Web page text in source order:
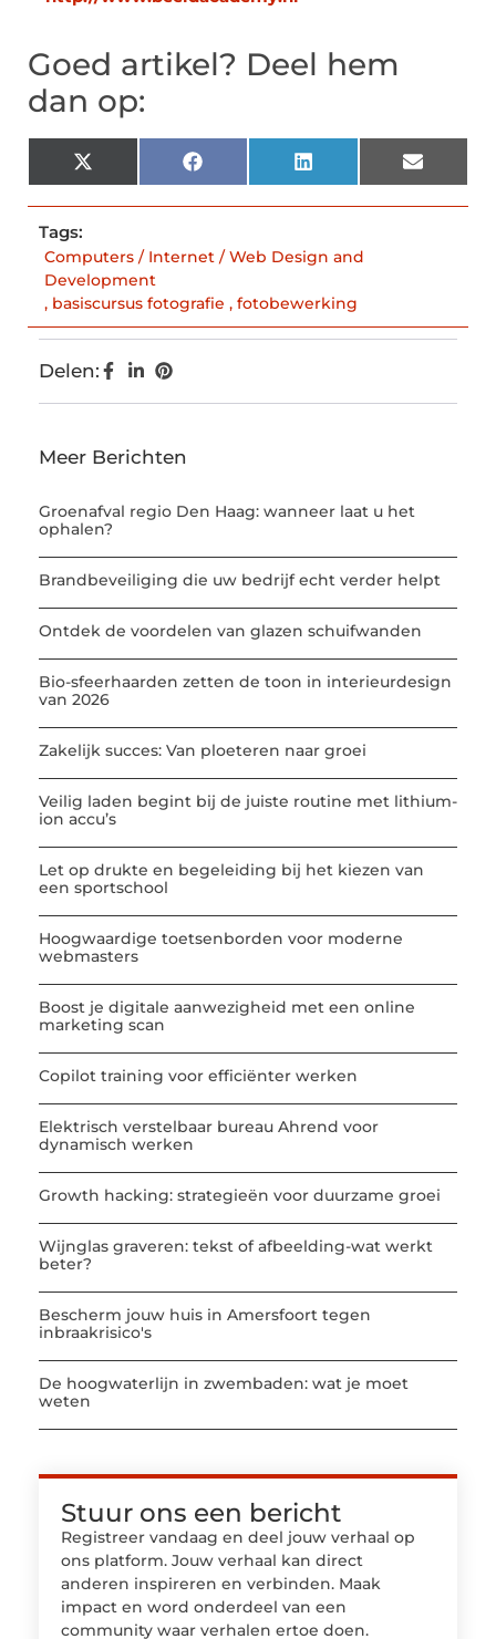
Goed artikel? Deel hem
dan op:
X
(Twitter)
Facebook LinkedIn Email
Tags:
Computers / Internet / Web Design and
Development
, basiscursus fotografie , fotobewerking
Delen:
Meer Berichten
Groenafval regio Den Haag: wanneer laat u het
ophalen?
Brandbeveiliging die uw bedrijf echt verder helpt
Ontdek de voordelen van glazen schuifwanden
Bio-sfeerhaarden zetten de toon in interieurdesign
van 2026
Zakelijk succes: Van ploeteren naar groei
Veilig laden begint bij de juiste routine met lithium-
ion accu’s
Let op drukte en begeleiding bij het kiezen van
een sportschool
Hoogwaardige toetsenborden voor moderne
webmasters
Boost je digitale aanwezigheid met een online
marketing scan
Copilot training voor efficiënter werken
Elektrisch verstelbaar bureau Ahrend voor
dynamisch werken
Growth hacking: strategieën voor duurzame groei
Wijnglas graveren: tekst of afbeelding-wat werkt
beter?
Bescherm jouw huis in Amersfoort tegen
inbraakrisico's
De hoogwaterlijn in zwembaden: wat je moet
weten
Stuur ons een bericht
Registreer vandaag en deel jouw verhaal op
ons platform. Jouw verhaal kan direct
anderen inspireren en verbinden. Maak
impact en word onderdeel van een
community waar verhalen ertoe doen.